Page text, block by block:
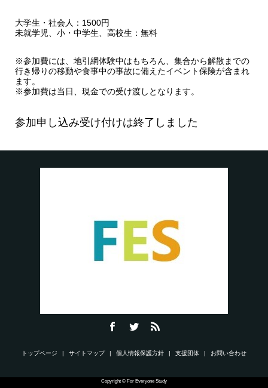
大学生・社会人：1500円
未就学児、小・中学生、高校生：無料
※参加費には、地引網体験中はもちろん、集合から解散までの
行き帰りの移動や食事中の事故に備えたイベント保険が含まれ
ます。
※参加費は当日、現金での受け渡しとなります。
参加申し込み受け付けは終了しました
トップページ サイトマップ 個人情報保護方針 支援団体 お問い合わせ
Copyright © For Everyone Study